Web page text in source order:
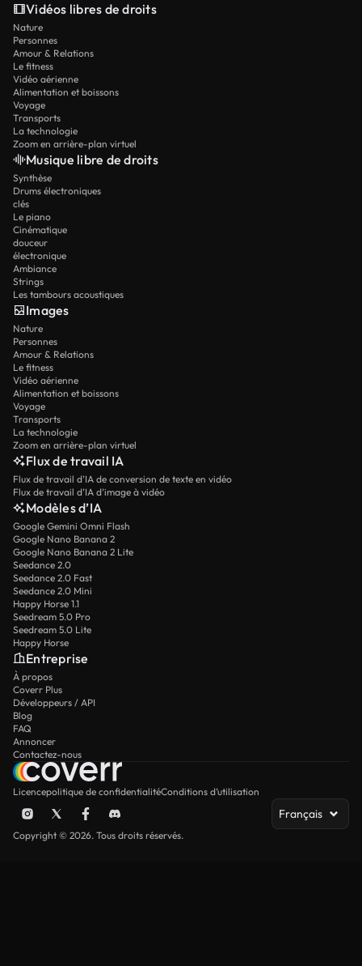
Vidéos libres de droits
Nature
Personnes
Amour & Relations
Le fitness
Vidéo aérienne
Alimentation et boissons
Voyage
Transports
La technologie
Zoom en arrière-plan virtuel
Musique libre de droits
Synthèse
Drums électroniques
clés
Le piano
Cinématique
douceur
électronique
Ambiance
Strings
Les tambours acoustiques
Images
Nature
Personnes
Amour & Relations
Le fitness
Vidéo aérienne
Alimentation et boissons
Voyage
Transports
La technologie
Zoom en arrière-plan virtuel
Flux de travail IA
Flux de travail d’IA de conversion de texte en vidéo
Flux de travail d’IA d’image à vidéo
Modèles d’IA
Google Gemini Omni Flash
Google Nano Banana 2
Google Nano Banana 2 Lite
Seedance 2.0
Seedance 2.0 Fast
Seedance 2.0 Mini
Happy Horse 1.1
Seedream 5.0 Pro
Seedream 5.0 Lite
Happy Horse
Entreprise
À propos
Coverr Plus
Développeurs / API
Blog
FAQ
Annoncer
Contactez-nous
Licencepolitique de confidentialitéConditions d’utilisation
Français
Copyright © 2026. Tous droits réservés.